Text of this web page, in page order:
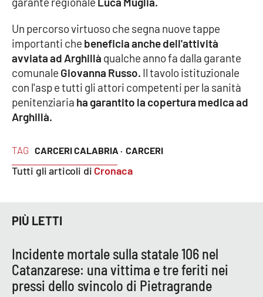
TAG CARCERI CALABRIA · CARCERI
Tutti gli articoli di Cronaca
Un percorso virtuoso che segna nuove tappe
importanti che beneficia anche dell'attività
avviata ad Arghillà qualche anno fa dalla garante
comunale Giovanna Russo. Il tavolo istituzionale
con l'asp e tutti gli attori competenti per la sanità
penitenziaria ha garantito la copertura medica ad
Arghillà.
PIÙ LETTI
Incidente mortale sulla statale 106 nel
Catanzarese: una vittima e tre feriti nei
pressi dello svincolo di Pietragrande